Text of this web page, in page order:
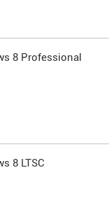
8 Professional
8 LTSC